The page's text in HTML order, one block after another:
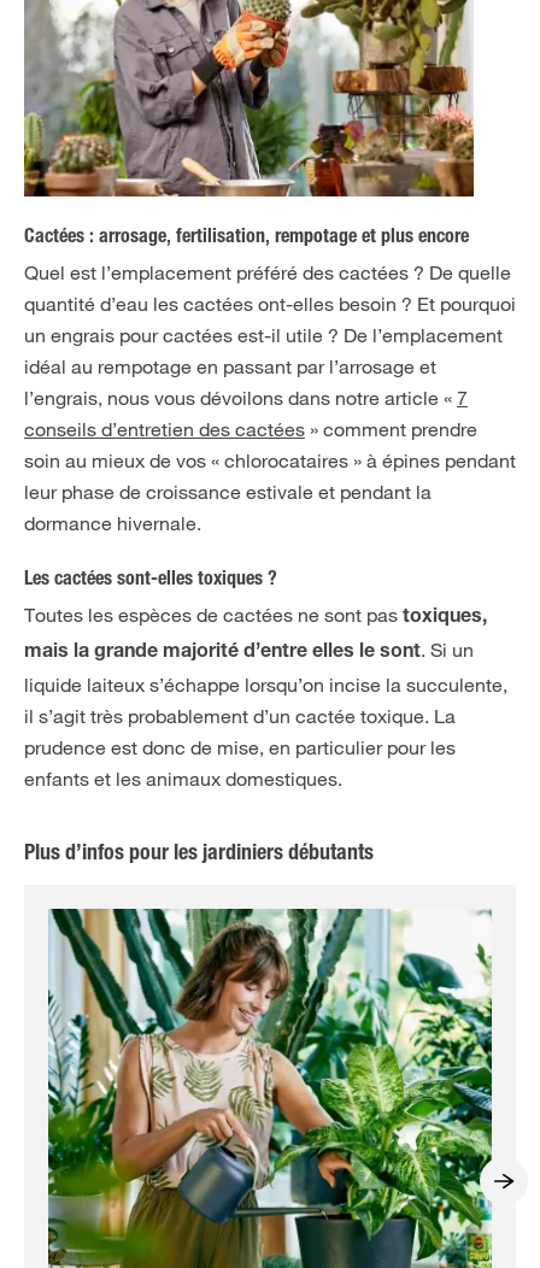
Cactées : arrosage, fertilisation, rempotage et plus encore
Quel est l’emplacement préféré des cactées ? De quelle
quantité d’eau les cactées ont-elles besoin ? Et pourquoi
un engrais pour cactées est-il utile ? De l’emplacement
idéal au rempotage en passant par l’arrosage et
l’engrais, nous vous dévoilons dans notre article « 7
conseils d’entretien des cactées » comment prendre
soin au mieux de vos « chlorocataires » à épines pendant
leur phase de croissance estivale et pendant la
dormance hivernale.
Les cactées sont-elles toxiques ?
Toutes les espèces de cactées ne sont pas toxiques,
mais la grande majorité d’entre elles le sont. Si un
liquide laiteux s’échappe lorsqu’on incise la succulente,
il s’agit très probablement d’un cactée toxique. La
prudence est donc de mise, en particulier pour les
enfants et les animaux domestiques.
Plus d’infos pour les jardiniers débutants